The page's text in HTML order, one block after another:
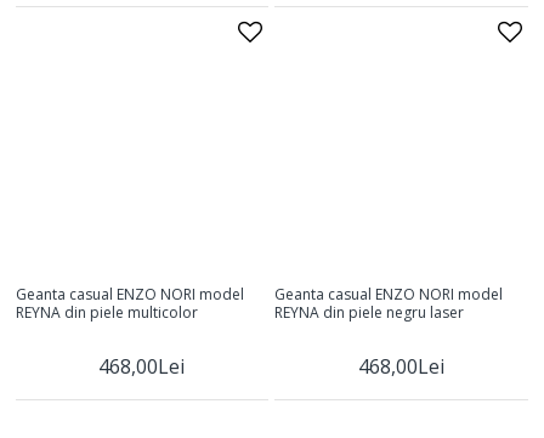
Geanta casual ENZO NORI model
REYNA din piele multicolor
468,00Lei
Geanta casual ENZO NORI model
REYNA din piele negru laser
468,00Lei